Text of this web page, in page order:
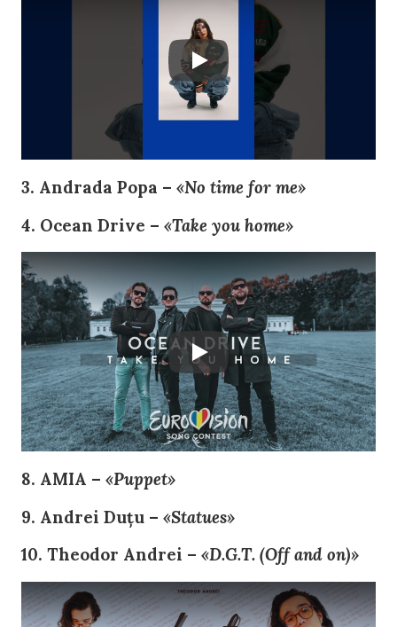
3. Andrada Popa – «No time for me»
4. Ocean Drive – «Take you home»
8. AMIA – «Puppet»
9. Andrei Duțu – «Statues»
10. Theodor Andrei – «D.G.T. (Off and on)»